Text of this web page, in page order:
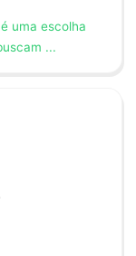
uma escolha
...